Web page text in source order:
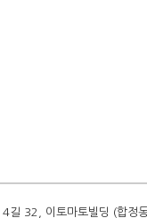
4길 32, 이토마토빌딩 (합